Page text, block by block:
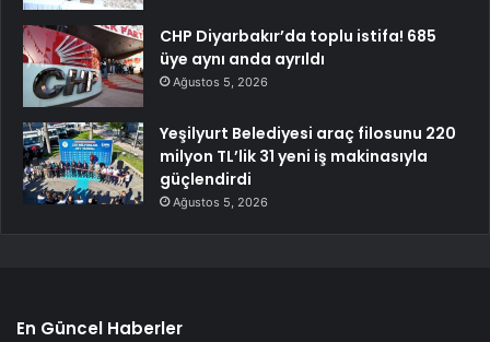
CHP Diyarbakır’da toplu istifa! 685
üye aynı anda ayrıldı
Ağustos 5, 2026
Yeşilyurt Belediyesi araç filosunu 220
milyon TL’lik 31 yeni iş makinasıyla
güçlendirdi
Ağustos 5, 2026
En Güncel Haberler